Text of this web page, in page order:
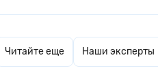
Читайте еще Наши эксперты